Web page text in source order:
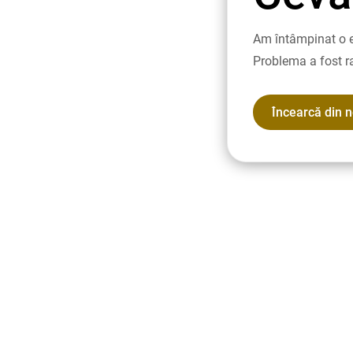
Am întâmpinat o
Problema a fost
Încearcă din